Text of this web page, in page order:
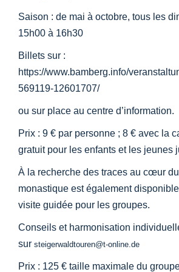
Saison : de mai à octobre, tous les
15h00 à 16h30
Billets sur :
https://www.bamberg.info/
569119-12601707/
ou sur place au centre d’information.
Prix : 9 € par personne ; 8 € avec la
gratuit pour les enfants et les jeunes
À la recherche des traces au cœur
monastique est également
visite guidée pour les groupes.
Conseils et harmonisation
sur steigerwaldtouren@t-online.de
Prix : 125 € taille maximale du